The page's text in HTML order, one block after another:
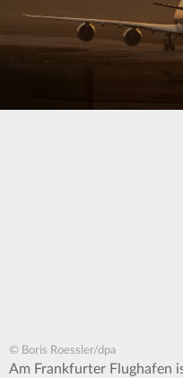
© Boris Roessler/dpa
Am Frankfurter Flughafen